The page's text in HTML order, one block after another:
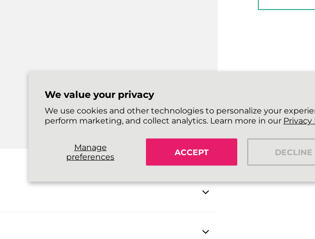
We value your privacy
We use cookies and other technologies to personalize your
perform marketing, and collect analytics. Learn more in our Privacy
Manage
preferences
ACCEPT DECLINE